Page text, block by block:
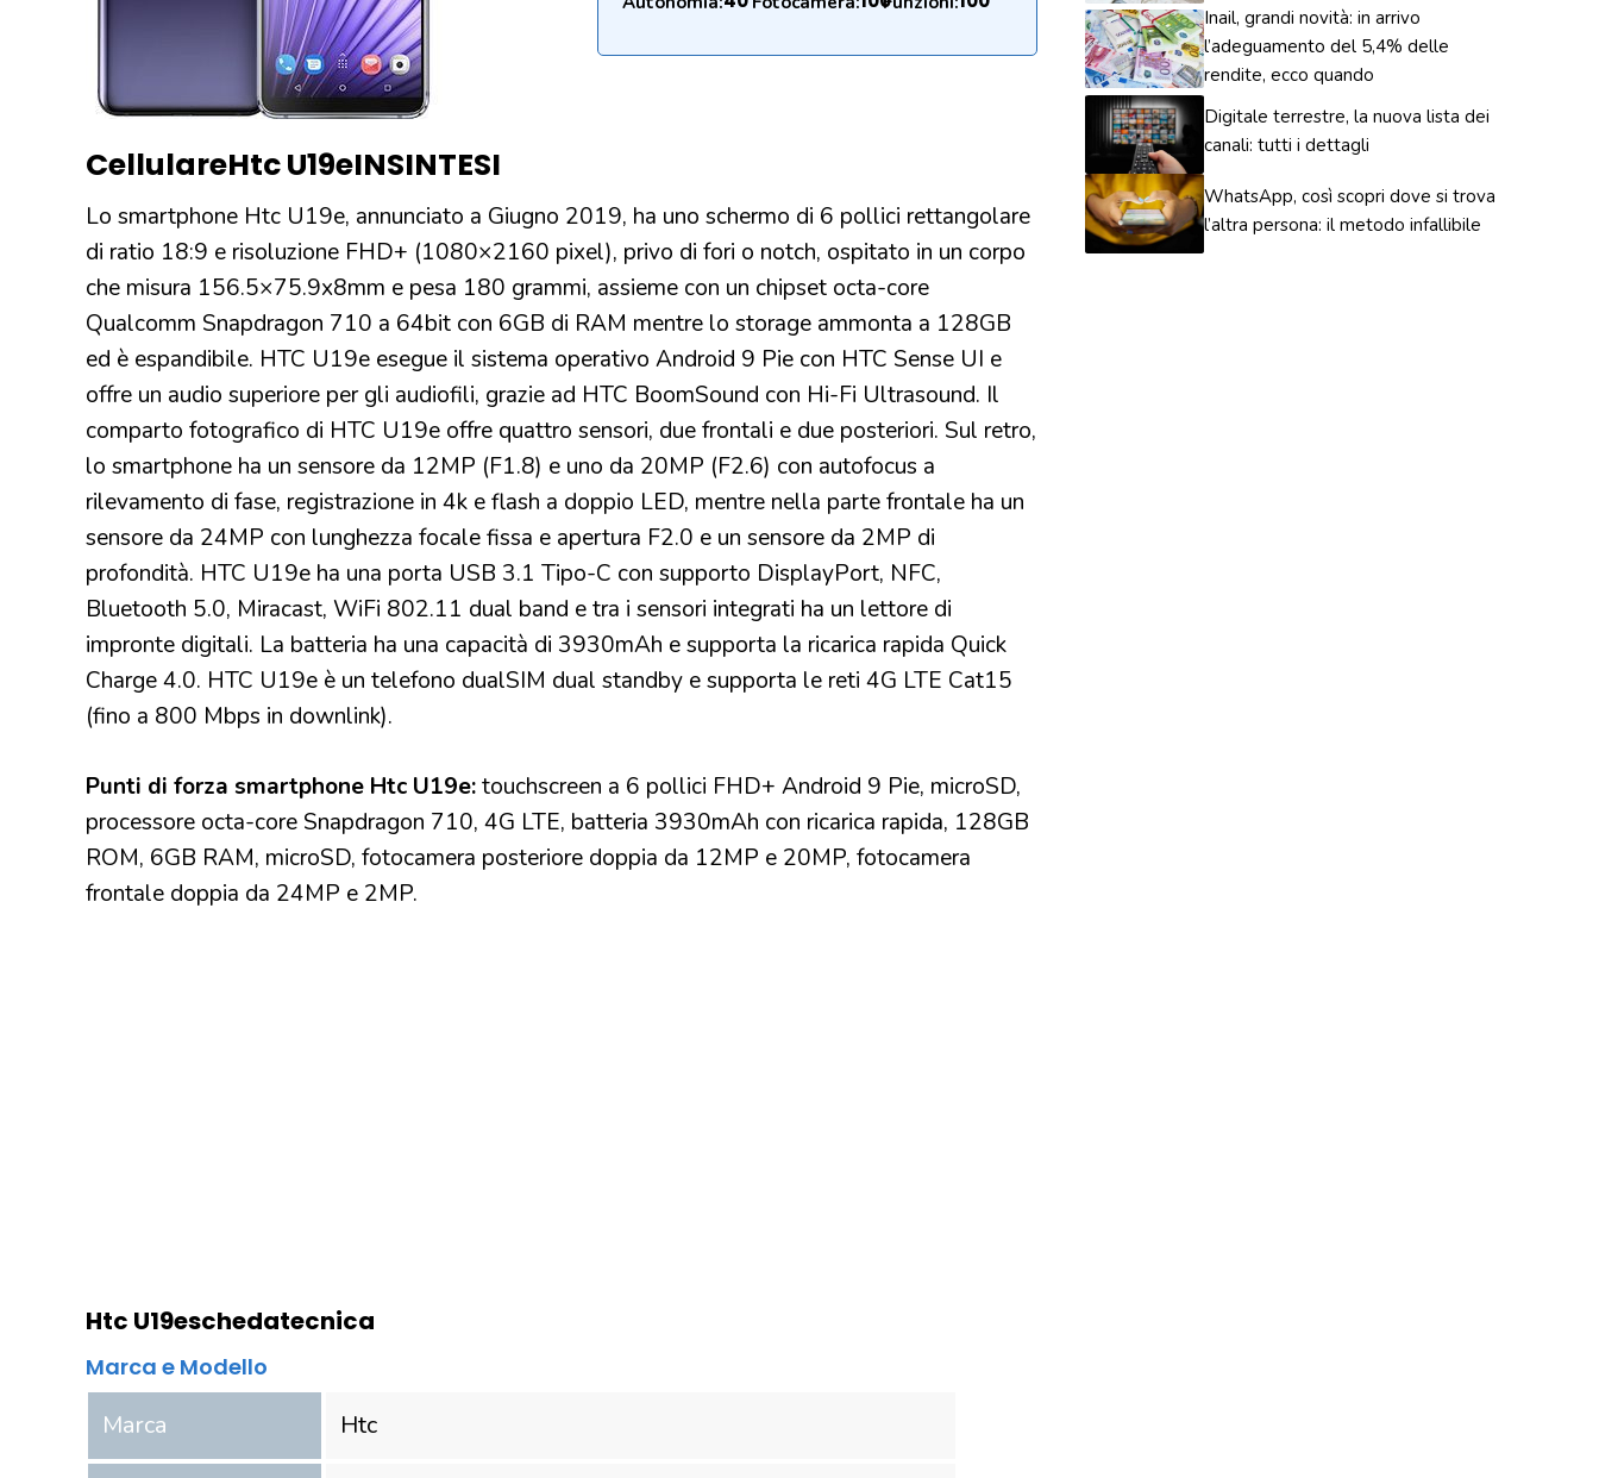
CellulareHtc U19eINSINTESI
Lo smartphone Htc U19e, annunciato a Giugno 2019, ha uno schermo di 6 pollici rettangolare
di ratio 18:9 e risoluzione FHD+ (1080×2160 pixel), privo di fori o notch, ospitato in un corpo
che misura 156.5×75.9x8mm e pesa 180 grammi, assieme con un chipset octa-core
Qualcomm Snapdragon 710 a 64bit con 6GB di RAM mentre lo storage ammonta a 128GB
ed è espandibile. HTC U19e esegue il sistema operativo Android 9 Pie con HTC Sense UI e
offre un audio superiore per gli audiofili, grazie ad HTC BoomSound con Hi-Fi Ultrasound. Il
comparto fotografico di HTC U19e offre quattro sensori, due frontali e due posteriori. Sul retro,
lo smartphone ha un sensore da 12MP (F1.8) e uno da 20MP (F2.6) con autofocus a
rilevamento di fase, registrazione in 4k e flash a doppio LED, mentre nella parte frontale ha un
sensore da 24MP con lunghezza focale fissa e apertura F2.0 e un sensore da 2MP di
profondità. HTC U19e ha una porta USB 3.1 Tipo-C con supporto DisplayPort, NFC,
Bluetooth 5.0, Miracast, WiFi 802.11 dual band e tra i sensori integrati ha un lettore di
impronte digitali. La batteria ha una capacità di 3930mAh e supporta la ricarica rapida Quick
Charge 4.0. HTC U19e è un telefono dualSIM dual standby e supporta le reti 4G LTE Cat15
(fino a 800 Mbps in downlink).
Punti di forza smartphone Htc U19e:touchscreen a 6 pollici FHD+ Android 9 Pie, microSD,
processore octa-core Snapdragon 710, 4G LTE, batteria 3930mAh con ricarica rapida, 128GB
ROM, 6GB RAM, microSD, fotocamera posteriore doppia da 12MP e 20MP, fotocamera
frontale doppia da 24MP e 2MP.
Htc U19eschedatecnica
Marca e Modello
Marca Htc
Inail, grandi novità: in arrivo
l’adeguamento del 5,4% delle
rendite, ecco quando
Digitale terrestre, la nuova lista dei
canali: tutti i dettagli
WhatsApp, così scopri dove si trova
l’altra persona: il metodo infallibile